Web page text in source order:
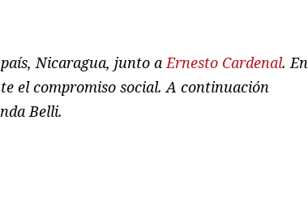
Nicaragua, junto a Ernesto Cardenal. En
el compromiso social. A continuación
Belli.